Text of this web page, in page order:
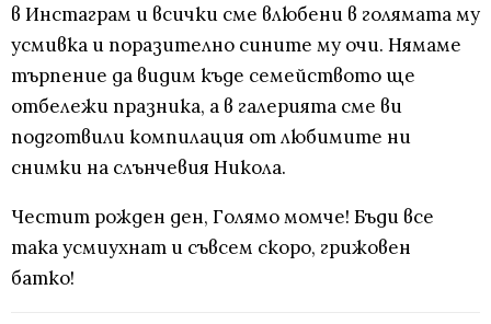
в Инстаграм и всички сме влюбени в голямата му
усмивка и поразително сините му очи. Нямаме
търпение да видим къде семейството ще
отбележи празника, а в галерията сме ви
подготвили компилация от любимите ни
снимки на слънчевия Никола.
Честит рожден ден, Голямо момче! Бъди все
така усмиухнат и съвсем скоро, грижовен
батко!